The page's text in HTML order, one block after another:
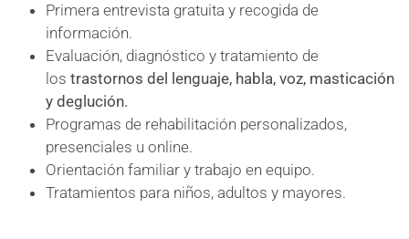
Primera entrevista gratuita y recogida de
información.
Evaluación, diagnóstico y tratamiento de
los trastornos del lenguaje, habla, voz, masticación
y deglución.
Programas de rehabilitación personalizados,
presenciales u online.
Orientación familiar y trabajo en equipo.
Tratamientos para niños, adultos y mayores.